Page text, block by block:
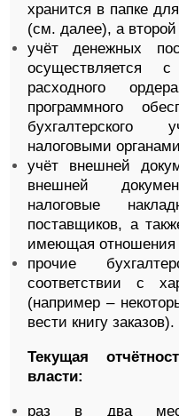
хранится в папке
(см. далее), а второй
учёт денежных
осуществляется
расходного
программного
бухгалтерского
налоговыми
учёт внешней
внешней
налоговые
поставщиков, а
имеющая отношения
прочие
соответствии с
(например –
вести книгу заказов).
Текущая
власти:
раз в два